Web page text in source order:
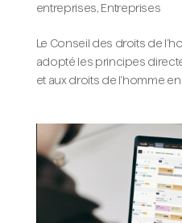
entreprises, Entreprises
Le Conseil des droits de
adopté les principes
et aux droits de l’homme en